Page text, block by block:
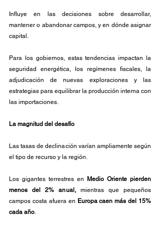
Influye en las decisiones sobre desarrollar,
mantener o abandonar campos, y en dónde asignar
capital.
Para los gobiernos, estas tendencias impactan la
seguridad energética, los regímenes fiscales, la
adjudicación de nuevas exploraciones y las
estrategias para equilibrar la producción interna con
las importaciones.
La magnitud del desafío
Las tasas de declinación varían ampliamente según
el tipo de recurso y la región.
Los gigantes terrestres en
Medio Oriente pierden
menos del 2% anual, mientras que pequeños
campos costa afuera en Europa caen más del 15%
cada año.